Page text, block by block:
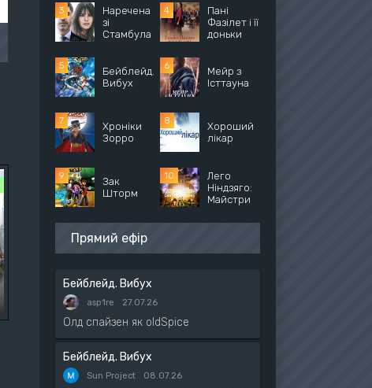
Наречена
зі
Стамбула
Пані
Фазілет і її
доньки
Бейблейд.
Вибух
Мейр з
Істтауна
Хроніки
Зорро
Хороший
лікар
Зак
Шторм
Лего
Ніндзяго:
Майстри
Прямий ефір
Бейблейд. Вибух
asp1re 27.07.26
Олд спайзен як oldSpice
Бейблейд. Вибух
Sun Project 08.07.26